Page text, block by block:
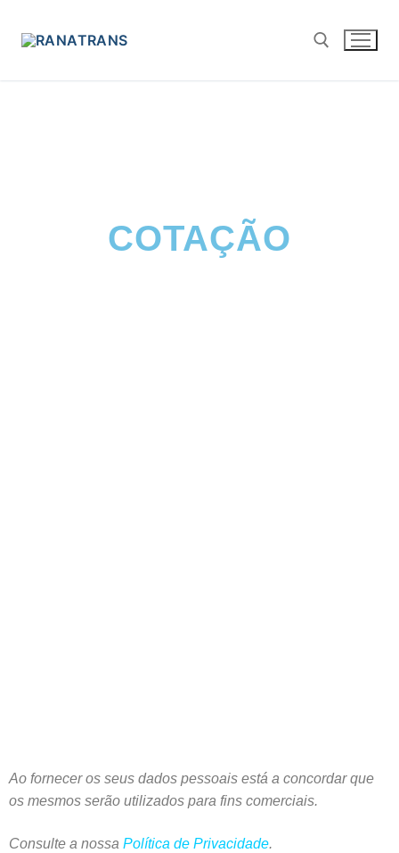
COTAÇÃO
Ao fornecer os seus dados pessoais está a concordar que
os mesmos serão utilizados para fins comerciais.
Consulte a nossa Política de Privacidade.